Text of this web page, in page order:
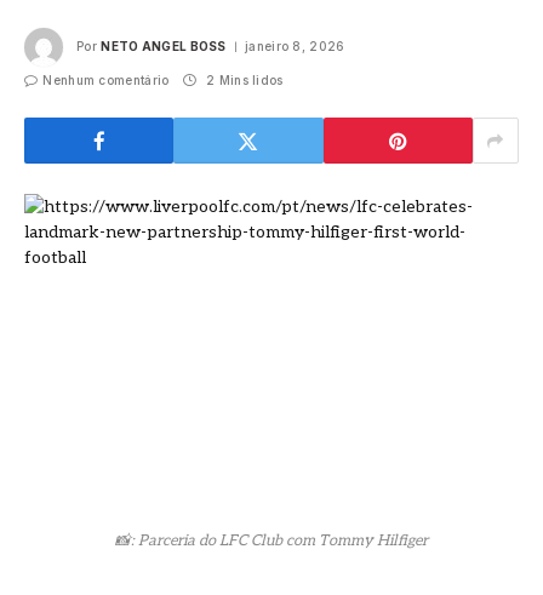
Por NETO ANGEL BOSS janeiro 8, 2026
Nenhum comentário 2 Mins lidos
📸: Parceria do LFC Club com Tommy Hilfiger